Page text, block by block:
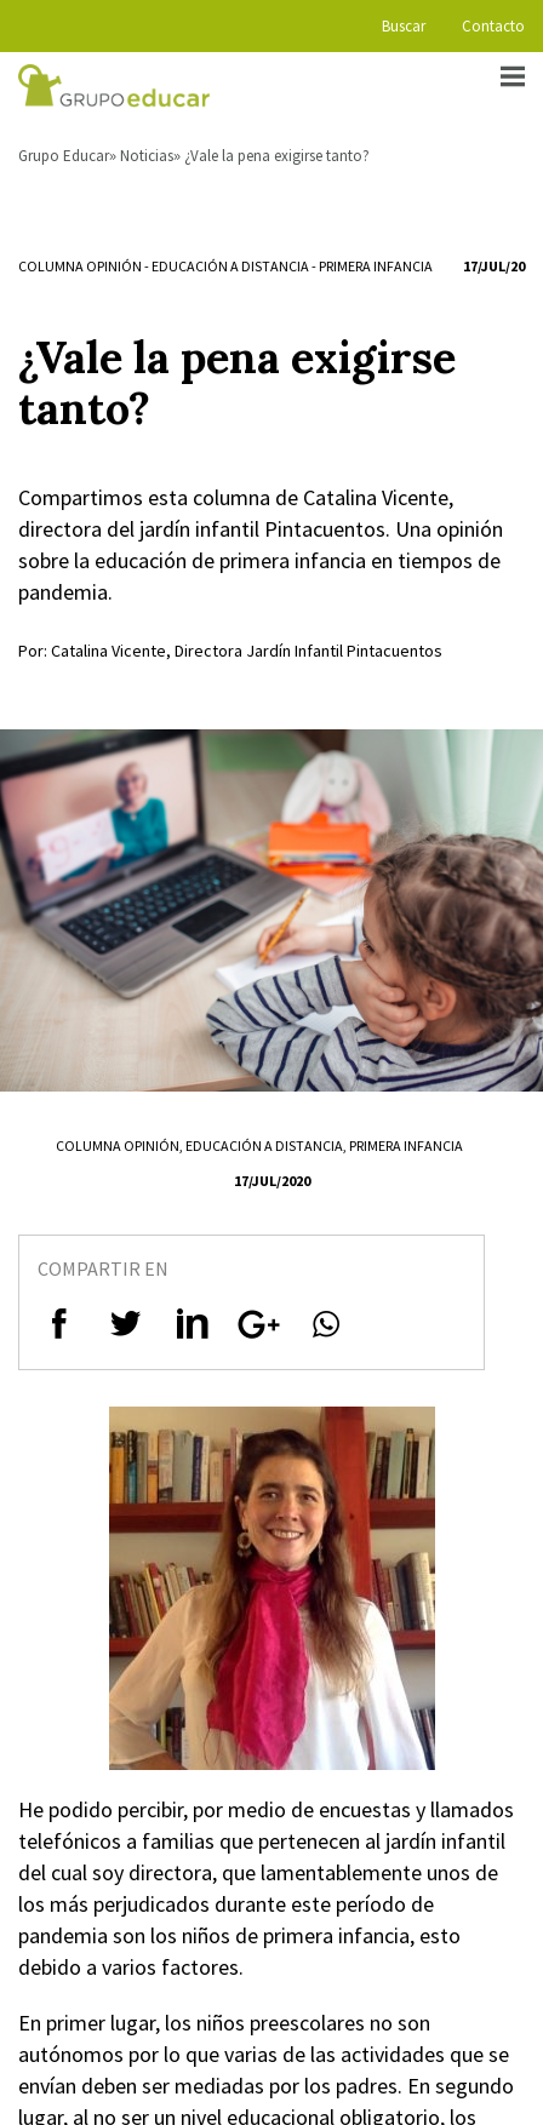
Buscar Contacto
Grupo Educar Noticias ¿Vale la pena exigirse tanto?
COLUMNA OPINIÓN -EDUCACIÓN A DISTANCIA-PRIMERA INFANCIA 17/JUL/20
¿Vale la pena exigirse
tanto?
Compartimos esta columna de Catalina Vicente,
directora del jardín infantil Pintacuentos. Una opinión
sobre la educación de primera infancia en tiempos de
pandemia.
Por: Catalina Vicente, Directora Jardín Infantil Pintacuentos
COLUMNA OPINIÓN EDUCACIÓN A DISTANCIA PRIMERA INFANCIA
17/JUL/2020
COMPARTIR EN
He podido percibir, por medio de encuestas y llamados
telefónicos a familias que pertenecen al jardín infantil
del cual soy directora, que lamentablemente unos de
los más perjudicados durante este período de
pandemia son los niños de primera infancia, esto
debido a varios factores.
En primer lugar, los niños preescolares no son
autónomos por lo que varias de las actividades que se
envían deben ser mediadas por los padres. En segundo
lugar, al no ser un nivel educacional obligatorio, los